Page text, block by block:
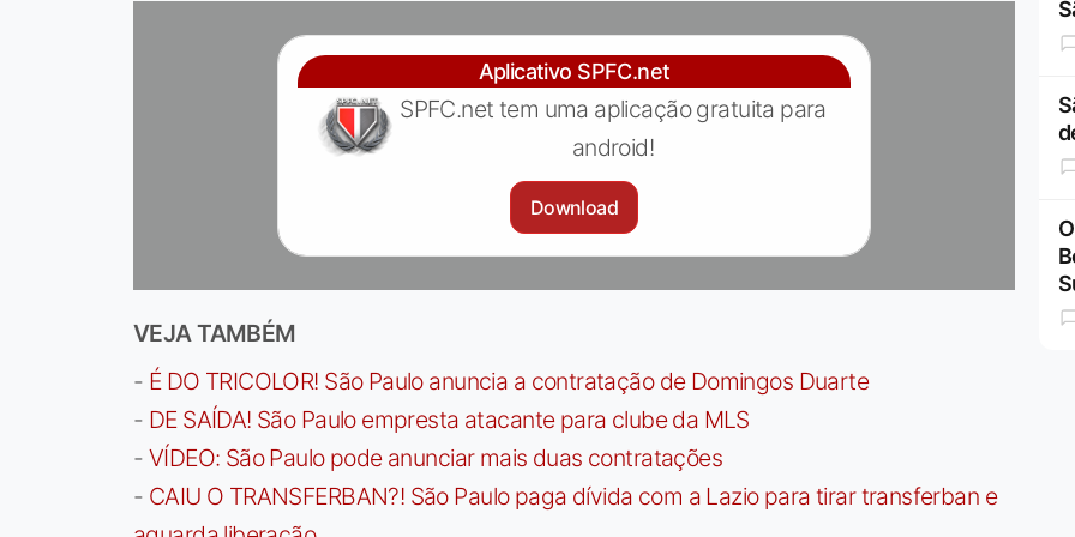
Aplicativo SPFC.net
SPFC.net tem uma aplicação gratuita para
android!
Download
VEJA TAMBÉM
- É DO TRICOLOR! São Paulo anuncia a contratação de Domingos Duarte
- DE SAÍDA! São Paulo empresta atacante para clube da MLS
- VÍDEO: São Paulo pode anunciar mais duas contratações
- CAIU O TRANSFERBAN?! São Paulo paga dívida com a Lazio para tirar transferban e